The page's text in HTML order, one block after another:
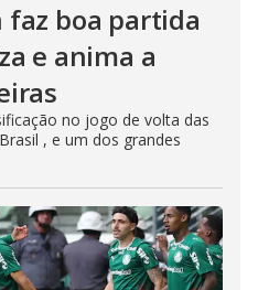
faz boa partida
e anima a
no jogo de volta das
, e um dos grandes